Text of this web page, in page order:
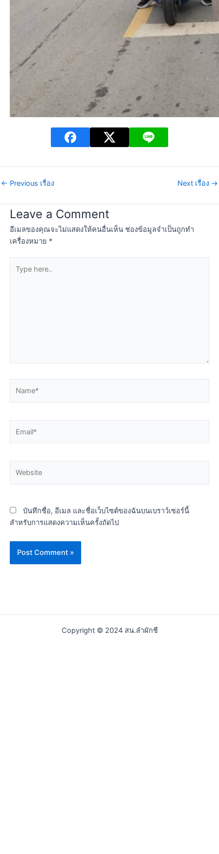
← Previous เรื่อง Next เรื่อง →
Leave a Comment
อีเมลของคุณจะไม่แสดงให้คนอื่นเห็น ช่องข้อมูลจำเป็นถูกทำ
เครื่องหมาย *
here..
บันทึกชื่อ, อีเมล และชื่อเว็บไซต์ของฉันบนเบราว์เซอร์นี้
สำหรับการแสดงความเห็นครั้งถัดไป
Copyright © 2024 สน.ลำผักชี